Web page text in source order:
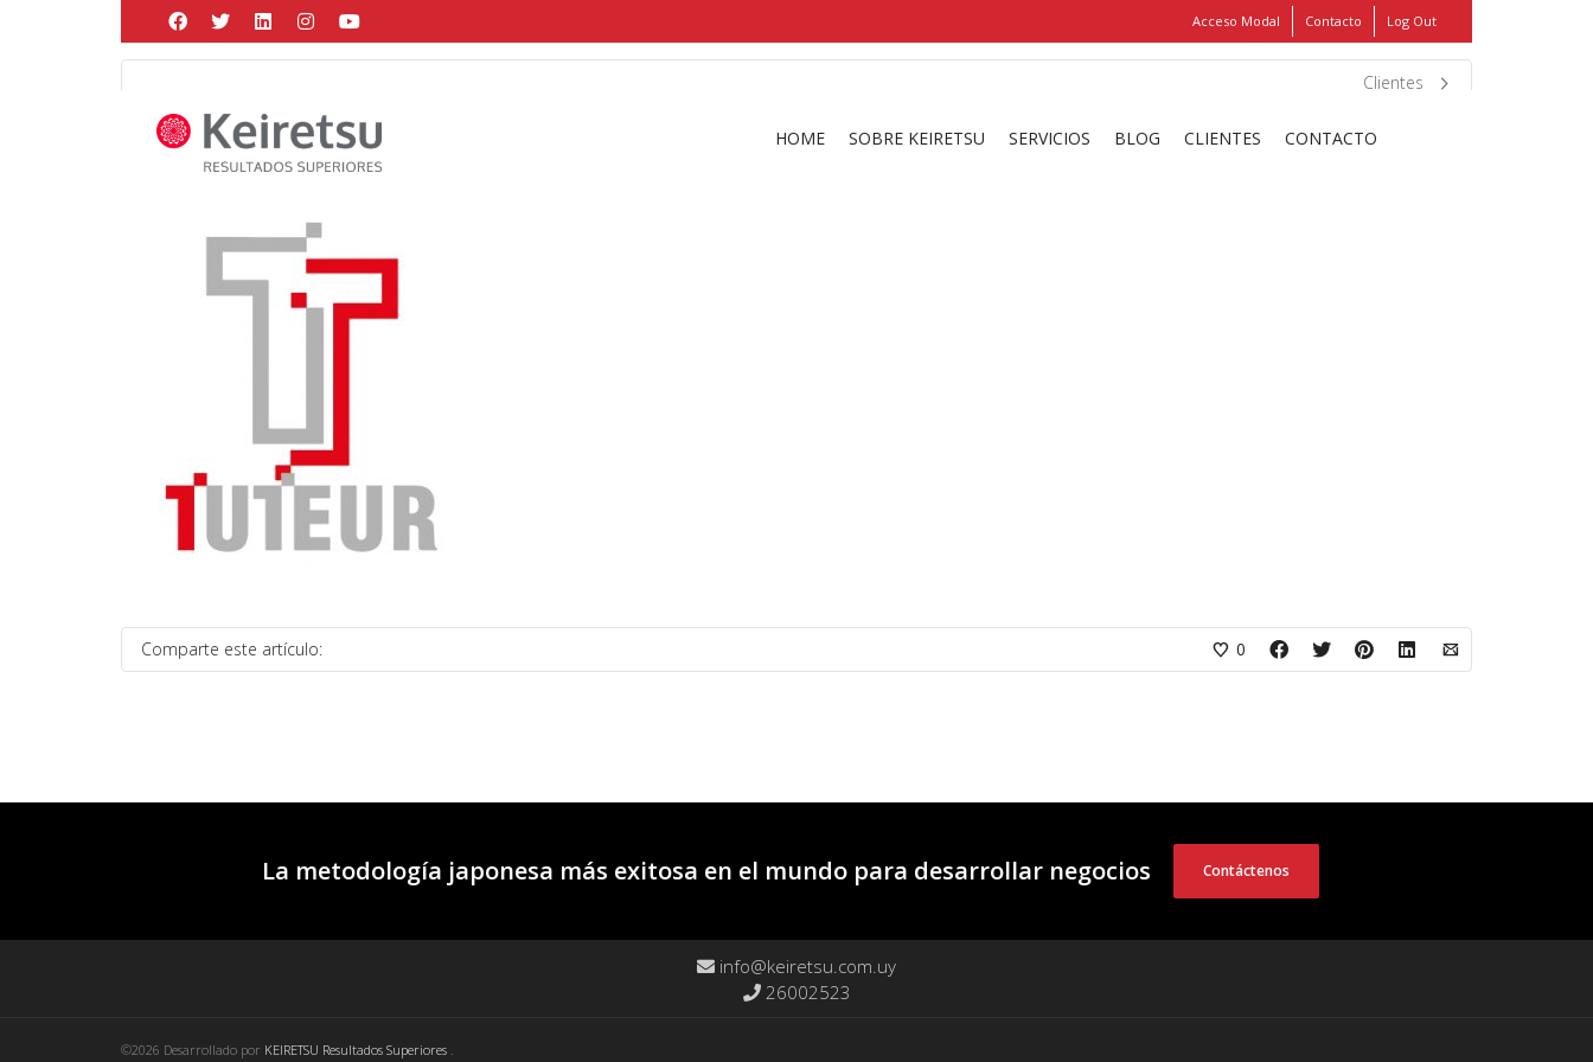
Help me Dante! I'm looking for newshirtsin a sizemediumthat cost between £ . Show
FIND MY ITEMS!
Acceso Modal Contacto Log Out
HOME SOBRE KEIRETSU SERVICIOS BLOG CLIENTES CONTACTO
Clientes
Posted by Martín Gonzalezonoctubre 13, 2021
Comparte este artículo: 0
La metodología japonesa más exitosa en el mundo para desarrollar negocios Contáctenos
info@keiretsu.com.uy
26002523
©2026 Desarrollado por KEIRETSU Resultados Superiores .